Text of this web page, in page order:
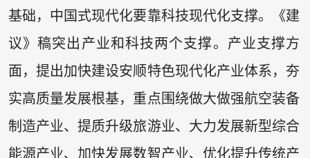
基础，中国式现代化要靠科技现代化支撑。《建
议》稿突出产业和科技两个支撑。产业支撑方
面，提出加快建设安顺特色现代化产业体系，夯
实高质量发展根基，重点围绕做大做强航空装备
制造产业、提质升级旅游业、大力发展新型综合
能源产业、加快发展数智产业、优化提升传统产